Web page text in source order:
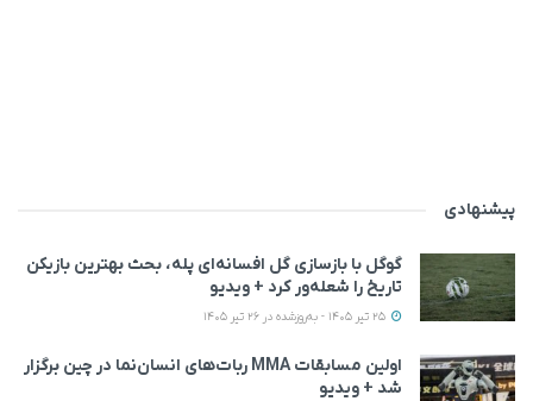
پیشنهادی
گوگل با بازسازی گل افسانه‌ای پله، بحث بهترین بازیکن
تاریخ را شعله‌ور کرد + ویدیو
اولین مسابقات MMA ربات‌های انسان‌نما در چین برگزار
شد + ویدیو